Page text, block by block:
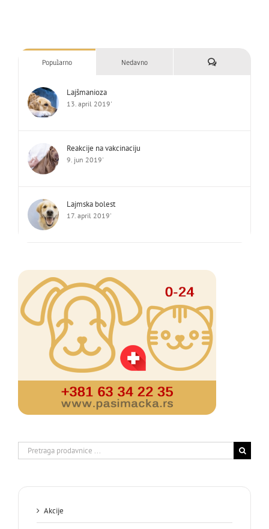
Popularno Nedavno Komentari
Lajšmanioza
13. april 2019'
Reakcije na vakcinaciju
9. jun 2019'
Lajmska bolest
17. april 2019'
Search
for:
Akcije